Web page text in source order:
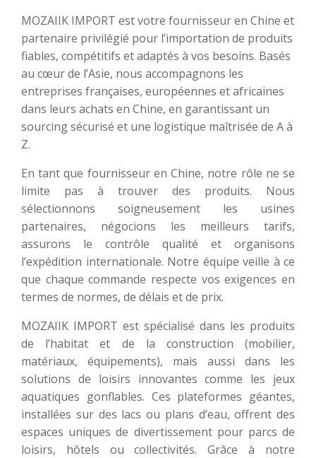
MOZAIIK IMPORT est votre fournisseur en Chine et
partenaire privilégié pour l’importation de produits
fiables, compétitifs et adaptés à vos besoins. Basés
au cœur de l’Asie, nous accompagnons les
entreprises françaises, européennes et africaines
dans leurs achats en Chine, en garantissant un
sourcing sécurisé et une logistique maîtrisée de A à
Z.
En tant que fournisseur en Chine, notre rôle ne se
limite pas à trouver des produits. Nous
sélectionnons soigneusement les usines
partenaires, négocions les meilleurs tarifs,
assurons le contrôle qualité et organisons
l’expédition internationale. Notre équipe veille à ce
que chaque commande respecte vos exigences en
termes de normes, de délais et de prix.
MOZAIIK IMPORT est spécialisé dans les produits
de l’habitat et de la construction (mobilier,
matériaux, équipements), mais aussi dans les
solutions de loisirs innovantes comme les jeux
aquatiques gonflables. Ces plateformes géantes,
installées sur des lacs ou plans d’eau, offrent des
espaces uniques de divertissement pour parcs de
loisirs, hôtels ou collectivités. Grâce à notre